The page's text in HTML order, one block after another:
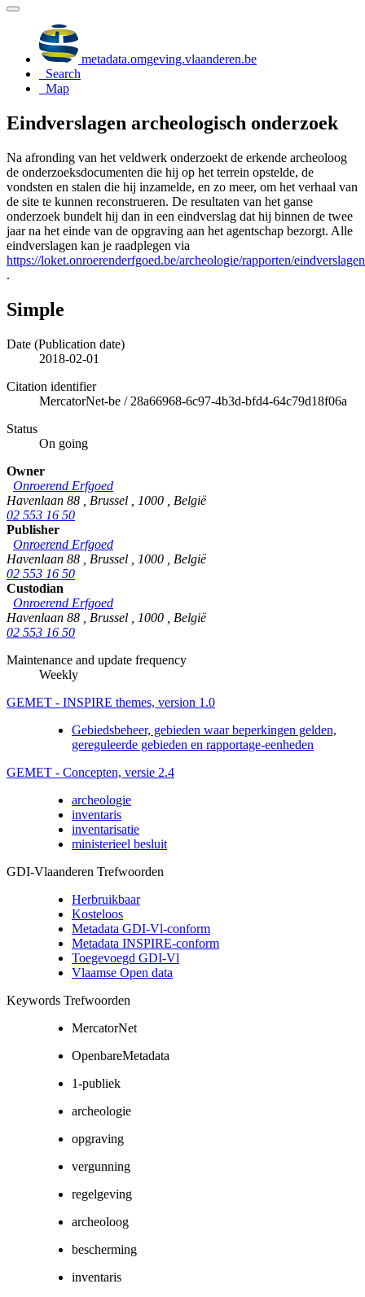
metadata.omgeving.vlaanderen.be
Search
Map
Eindverslagen archeologisch onderzoek
Na afronding van het veldwerk onderzoekt de erkende archeoloog
de onderzoeksdocumenten die hij op het terrein opstelde, de
vondsten en stalen die hij inzamelde, en zo meer, om het verhaal van
de site te kunnen reconstrueren. De resultaten van het ganse
onderzoek bundelt hij dan in een eindverslag dat hij binnen de twee
jaar na het einde van de opgraving aan het agentschap bezorgt. Alle
eindverslagen kan je raadplegen via
https://loket.onroerenderfgoed.be/archeologie/rapporten/eindverslagen
.
Simple
Date (Publication date)
2018-02-01
Citation identifier
MercatorNet-be / 28a66968-6c97-4b3d-bfd4-64c79d18f06a
Status
On going
Owner
Onroerend Erfgoed
Havenlaan 88
Brussel 1000
België
02 553 16 50
Publisher
Onroerend Erfgoed
Havenlaan 88
Brussel 1000
België
02 553 16 50
Custodian
Onroerend Erfgoed
Havenlaan 88
Brussel 1000
België
02 553 16 50
Maintenance and update frequency
Weekly
GEMET - INSPIRE themes, version 1.0
Gebiedsbeheer, gebieden waar beperkingen gelden,
gereguleerde gebieden en rapportage-eenheden
GEMET - Concepten, versie 2.4
archeologie
inventaris
inventarisatie
ministerieel besluit
GDI-Vlaanderen Trefwoorden
Herbruikbaar
Kosteloos
Metadata GDI-Vl-conform
Metadata INSPIRE-conform
Toegevoegd GDI-Vl
Vlaamse Open data
Keywords Trefwoorden
MercatorNet
OpenbareMetadata
1-publiek
archeologie
opgraving
vergunning
regelgeving
archeoloog
bescherming
inventaris